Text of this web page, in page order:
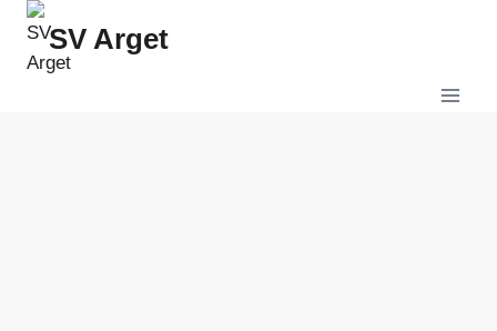
Zum
Inhalt
springen
SV Arget